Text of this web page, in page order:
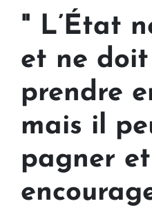
" L’État
et ne
prendre
mais il
pa­gner et